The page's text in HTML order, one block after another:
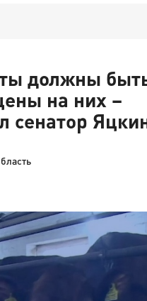
должны
на них –
сенатор